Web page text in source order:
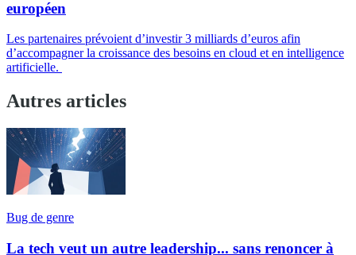
européen
Les partenaires prévoient d’investir 3 milliards d’euros afin
d’accompagner la croissance des besoins en cloud et en intelligence
artificielle.
Autres articles
Bug de genre
La tech veut un autre leadership... sans renoncer à